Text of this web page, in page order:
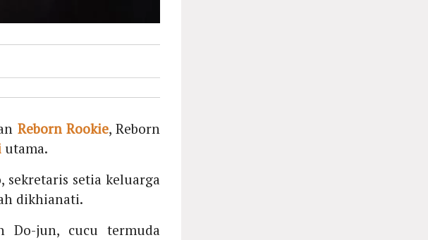
Reborn Rookie, Reborn
utama.
sekretaris setia keluarga
dikhianati.
Do-jun, cucu termuda